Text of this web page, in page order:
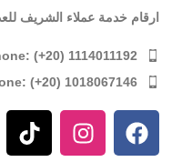
ارقام خدمة عملاء الشريف
(+20) 1114011192
(+20) 1018067146